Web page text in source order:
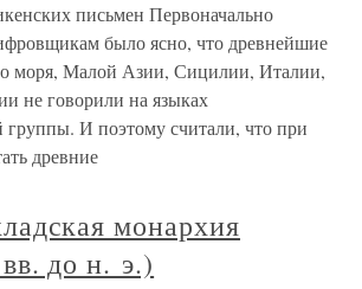
письмен Первоначально
было ясно, что древнейшие
моря, Малой Азии, Сицилии, Италии,
не говорили на языках
группы. И поэтому считали, что при
древние
монархия
до н. э.)